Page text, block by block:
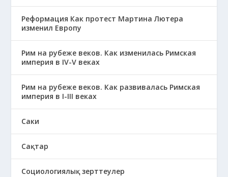
Реформация Как протест Мартина Лютера
изменил Европу
Рим на рубеже веков. Как изменилась Римская
империя в IV-V веках
Рим на рубеже веков. Как развивалась Римская
империя в І-ІІІ веках
Саки
Сақтар
Социологиялық зерттеулер